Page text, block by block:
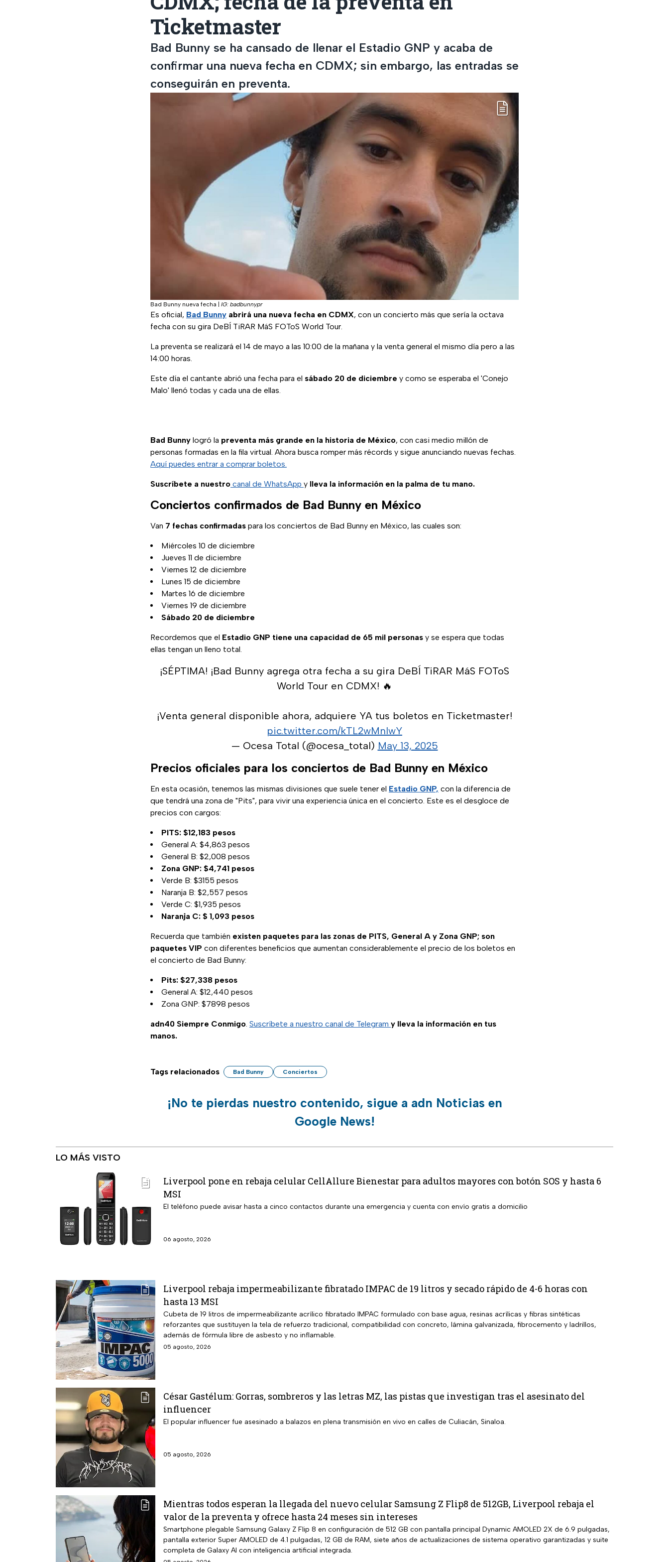
Ticketmaster
Bad Bunny se ha cansado de llenar el Estadio GNP y acaba de
confirmar una nueva fecha en CDMX; sin embargo, las entradas se
conseguirán en preventa.
Bad Bunny nueva fecha IG: badbunnypr
Es oficial, Bad Bunny abrirá una nueva fecha en CDMX, con un concierto más que sería la octava
fecha con su gira DeBÍ TiRAR MáS FOToS World Tour.
La preventa se realizará el 14 de mayo a las 10:00 de la mañana y la venta general el mismo día pero a las
14:00 horas.
Este día el cantante abrió una fecha para el sábado 20 de diciembre y como se esperaba el 'Conejo
Malo' llenó todas y cada una de ellas.
Bad Bunny logró la preventa más grande en la historia de México, con casi medio millón de
personas formadas en la fila virtual. Ahora busca romper más récords y sigue anunciando nuevas fechas.
Aquí puedes entrar a comprar boletos.
Suscríbete a nuestro canal de WhatsApp y lleva la información en la palma de tu mano.
Conciertos confirmados de Bad Bunny en México
Van 7 fechas confirmadas para los conciertos de Bad Bunny en México, las cuales son:
Miércoles 10 de diciembre
Jueves 11 de diciembre
Viernes 12 de diciembre
Lunes 15 de diciembre
Martes 16 de diciembre
Viernes 19 de diciembre
Sábado 20 de diciembre
Recordemos que el Estadio GNP tiene una capacidad de 65 mil personas y se espera que todas
ellas tengan un lleno total.
¡SÉPTIMA! ¡Bad Bunny agrega otra fecha a su gira DeBÍ TiRAR MáS FOToS
World Tour en CDMX! 🔥
¡Venta general disponible ahora, adquiere YA tus boletos en Ticketmaster!
pic.twitter.com/kTL2wMnlwY
— Ocesa Total (@ocesa_total) May 13, 2025
Precios oficiales para los conciertos de Bad Bunny en México
En esta ocasión, tenemos las mismas divisiones que suele tener el Estadio GNP, con la diferencia de
que tendrá una zona de "Pits", para vivir una experiencia única en el concierto. Este es el desgloce de
precios con cargos:
PITS: $12,183 pesos
General A: $4,863 pesos
General B: $2,008 pesos
Zona GNP: $4,741 pesos
Verde B: $3155 pesos
Naranja B: $2,557 pesos
Verde C: $1,935 pesos
Naranja C: $ 1,093 pesos
Recuerda que también existen paquetes para las zonas de PITS, General A y Zona GNP; son
paquetes VIP con diferentes beneficios que aumentan considerablemente el precio de los boletos en
el concierto de Bad Bunny:
Pits: $27,338 pesos
General A: $12,440 pesos
Zona GNP: $7898 pesos
adn40 Siempre Conmigo. Suscríbete a nuestro canal de Telegram y lleva la información en tus
manos.
Tags relacionados Bad Bunny Conciertos
¡No te pierdas nuestro contenido, sigue a adn Noticias en
Google News!
LO MÁS VISTO
Liverpool pone en rebaja celular CellAllure Bienestar para adultos mayores con botón SOS y hasta 6
MSI
El teléfono puede avisar hasta a cinco contactos durante una emergencia y cuenta con envío gratis a domicilio
06 agosto, 2026
Liverpool rebaja impermeabilizante fibratado IMPAC de 19 litros y secado rápido de 4-6 horas con
hasta 13 MSI
Cubeta de 19 litros de impermeabilizante acrílico fibratado IMPAC formulado con base agua, resinas acrílicas y fibras sintéticas
reforzantes que sustituyen la tela de refuerzo tradicional, compatibilidad con concreto, lámina galvanizada, fibrocemento y ladrillos,
además de fórmula libre de asbesto y no inflamable.
05 agosto, 2026
César Gastélum: Gorras, sombreros y las letras MZ, las pistas que investigan tras el asesinato del
influencer
El popular influencer fue asesinado a balazos en plena transmisión en vivo en calles de Culiacán, Sinaloa.
05 agosto, 2026
Mientras todos esperan la llegada del nuevo celular Samsung Z Flip8 de 512GB, Liverpool rebaja el
valor de la preventa y ofrece hasta 24 meses sin intereses
Smartphone plegable Samsung Galaxy Z Flip 8 en configuración de 512 GB con pantalla principal Dynamic AMOLED 2X de 6.9 pulgadas,
pantalla exterior Super AMOLED de 4.1 pulgadas, 12 GB de RAM, siete años de actualizaciones de sistema operativo garantizadas y suite
completa de Galaxy AI con inteligencia artificial integrada.